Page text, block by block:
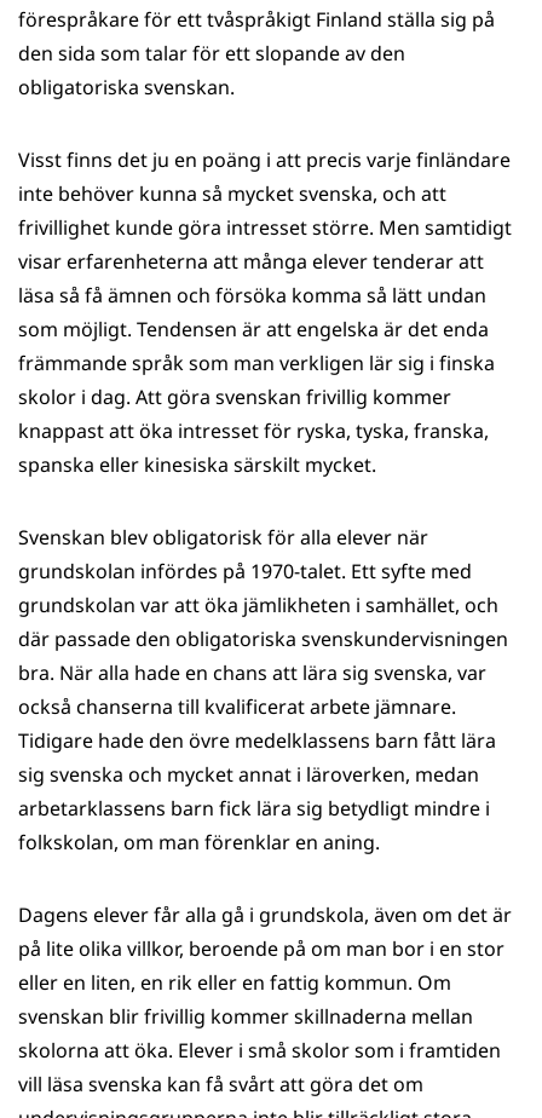
förespråkare för ett tvåspråkigt Finland ställa sig på
den sida som talar för ett slopande av den
obligatoriska svenskan.
Visst finns det ju en poäng i att precis varje finländare
inte behöver kunna så mycket svenska, och att
frivillighet kunde göra intresset större. Men samtidigt
visar erfarenheterna att många elever tenderar att
läsa så få ämnen och försöka komma så lätt undan
som möjligt. Tendensen är att engelska är det enda
främmande språk som man verkligen lär sig i finska
skolor i dag. Att göra svenskan frivillig kommer
knappast att öka intresset för ryska, tyska, franska,
spanska eller kinesiska särskilt mycket.
Svenskan blev obligatorisk för alla elever när
grundskolan infördes på 1970-talet. Ett syfte med
grundskolan var att öka jämlikheten i samhället, och
där passade den obligatoriska svenskundervisningen
bra. När alla hade en chans att lära sig svenska, var
också chanserna till kvalificerat arbete jämnare.
Tidigare hade den övre medelklassens barn fått lära
sig svenska och mycket annat i läroverken, medan
arbetarklassens barn fick lära sig betydligt mindre i
folkskolan, om man förenklar en aning.
Dagens elever får alla gå i grundskola, även om det är
på lite olika villkor, beroende på om man bor i en stor
eller en liten, en rik eller en fattig kommun. Om
svenskan blir frivillig kommer skillnaderna mellan
skolorna att öka. Elever i små skolor som i framtiden
vill läsa svenska kan få svårt att göra det om